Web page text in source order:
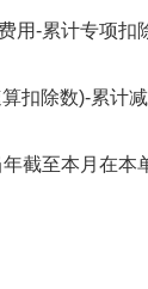
用-累计专项扣
扣除数)-累计
截至本月在本